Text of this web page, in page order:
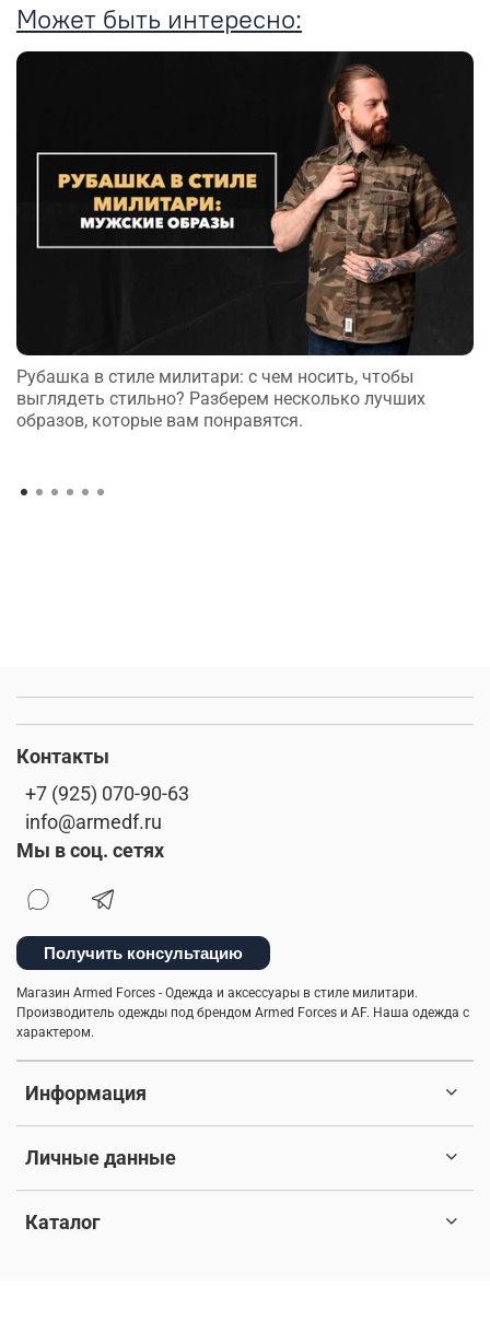
Может быть интересно:
Рубашка в стиле милитари: с чем носить, чтобы
выглядеть стильно? Разберем несколько лучших
образов, которые вам понравятся.
Информация
Личные данные
Каталог
Контакты
+7 (925) 070-90-63
info@armedf.ru
Мы в соц. сетях
Получить консультацию
Магазин Armed Forces - Одежда и аксессуары в стиле милитари.
Производитель одежды под брендом Armed Forces и AF. Наша одежда с
характером.